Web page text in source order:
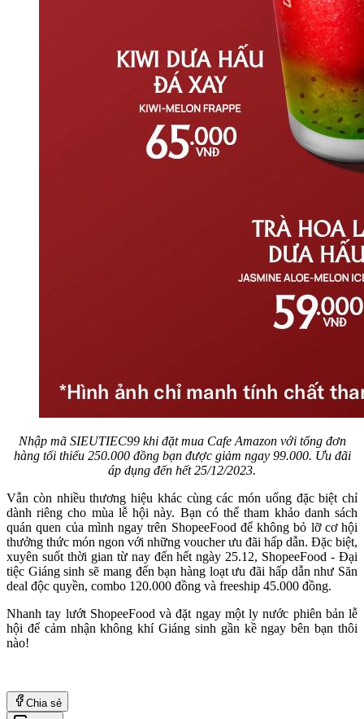
Nhập mã SIEUTIEC99 khi đặt mua Cafe Amazon với tổng đơn
hàng tối thiểu 250.000 đồng bạn được giảm ngay 99.000. Ưu đãi
áp dụng đến hết 25/12/2023.
Vẫn còn nhiều thương hiệu khác cùng các món uống đặc biệt chỉ
dành riêng cho mùa lễ hội này. Bạn có thể tham khảo danh sách
quán quen của mình ngay trên ShopeeFood để không bỏ lỡ cơ hội
thưởng thức món ngon với những voucher ưu đãi hấp dẫn. Đặc biệt,
xuyên suốt thời gian từ nay đến hết ngày 25.12, ShopeeFood - Đại
tiệc Giáng sinh sẽ mang đến bạn hàng loạt ưu đãi hấp dẫn như Săn
deal độc quyền, combo 120.000 đồng và freeship 45.000 đồng.
Nhanh tay lướt ShopeeFood và đặt ngay một ly nước phiên bản lễ
hội để cảm nhận không khí Giáng sinh gần kề ngay bên bạn thôi
nào!
Chia sẻ